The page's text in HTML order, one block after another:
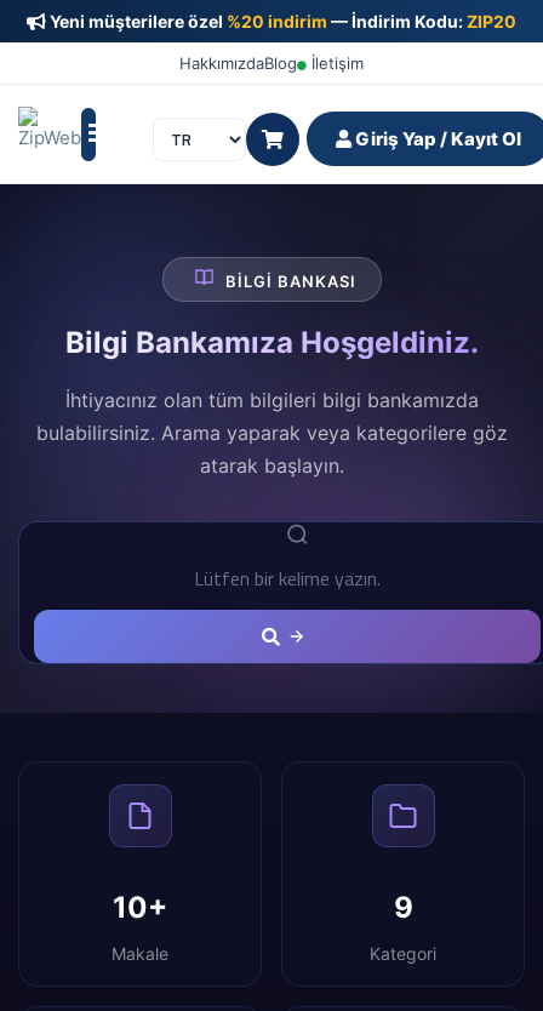
Yeni müşterilere özel %20 indirim — İndirim Kodu:ZIP20
HakkımızdaBlog İletişim
Giriş Yap / Kayıt Ol
BILGI BANKASI
Bilgi Bankamıza Hoşgeldiniz.
İhtiyacınız olan tüm bilgileri bilgi bankamızda
bulabilirsiniz. Arama yaparak veya kategorilere göz
atarak başlayın.
10+
Makale
9
Kategori